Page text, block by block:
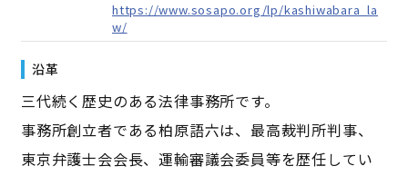
https://www.sosapo.org/lp/kashiwabara_la
w/
沿革
三代続く歴史のある法律事務所です。
事務所創立者である柏原語六は、最高裁判所判事、
東京弁護士会会長、運輸審議会委員等を歴任してい